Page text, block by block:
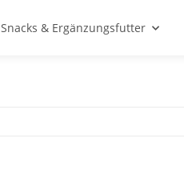
Snacks & Ergänzungsfutter